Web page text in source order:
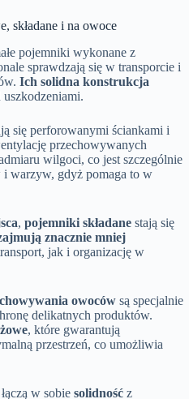
składane i na owoce
pojemniki wykonane z
sprawdzają się w transporcie i
Ich solidna konstrukcja
się perforowanymi ściankami i
przechowywanych
wilgoci, co jest szczególnie
i warzyw, gdyż pomaga to w
, pojemniki składane stają się
znacznie mniej
jak i organizację w
owoców są specjalnie
delikatnych produktów.
, które gwarantują
przestrzeń, co umożliwia
w sobie solidność z